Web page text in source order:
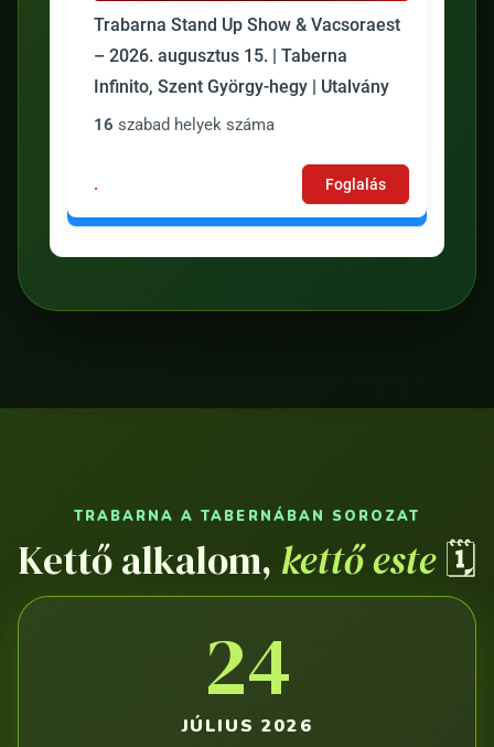
Trabarna Stand Up Show & Vacsoraest
– 2026. augusztus 15. | Taberna
Infinito, Szent György-hegy | Utalvány
16 szabad helyek száma
. Foglalás
TRABARNA A TABERNÁBAN SOROZAT
Kettő alkalom, kettő este🗓
24
JÚLIUS 2026